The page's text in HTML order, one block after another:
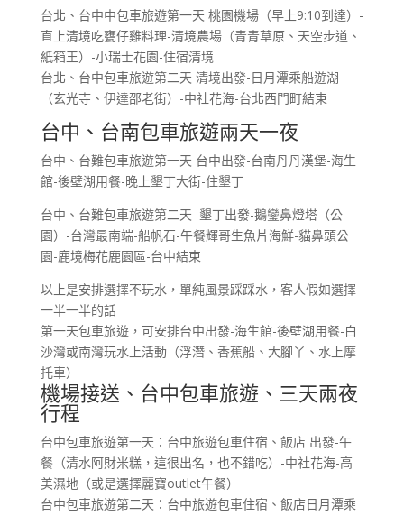
台北、台中中包車旅遊第一天 桃園機場（早上9:10到達）-
直上清境吃甕仔雞料理-清境農場（青青草原、天空步道、
紙箱王）-小瑞士花園-住宿清境
台北、台中包車旅遊第二天 清境出發-日月潭乘船遊湖
（玄光寺、伊達邵老街）-中社花海-台北西門町結束
台中、台南包車旅遊兩天一夜
台中、台難包車旅遊第一天 台中出發-台南丹丹漢堡-海生
館-後壁湖用餐-晚上墾丁大街-住墾丁
台中、台難包車旅遊第二天 墾丁出發-鵝鑾鼻燈塔（公
園）-台灣最南端-船帆石-午餐輝哥生魚片海鮮-貓鼻頭公
園-鹿境梅花鹿園區-台中結束
以上是安排選擇不玩水，單純風景踩踩水，客人假如選擇
一半一半的話
第一天包車旅遊，可安排台中出發-海生館-後壁湖用餐-白
沙灣或南灣玩水上活動（浮潛、香蕉船、大腳丫、水上摩
托車）
機場接送、台中包車旅遊、三天兩夜
行程
台中包車旅遊第一天：台中旅遊包車住宿、飯店 出發-午
餐（清水阿財米糕，這很出名，也不錯吃）-中社花海-高
美濕地（或是選擇麗寶outlet午餐）
台中包車旅遊第二天：台中旅遊包車住宿、飯店日月潭乘